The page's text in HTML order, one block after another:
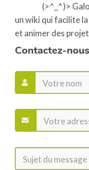
(>^_^)>
un wiki qui facilite
et animer des
Contactez-nous